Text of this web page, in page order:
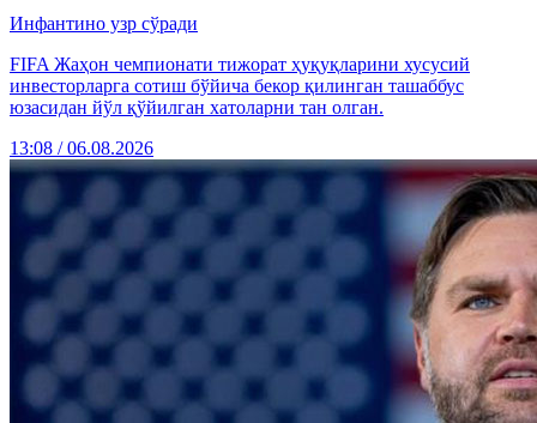
Инфантино узр сўради
FIFA Жаҳон чемпионати тижорат ҳуқуқларини хусусий
инвесторларга сотиш бўйича бекор қилинган ташаббус
юзасидан йўл қўйилган хатоларни тан олган.
13:08 / 06.08.2026